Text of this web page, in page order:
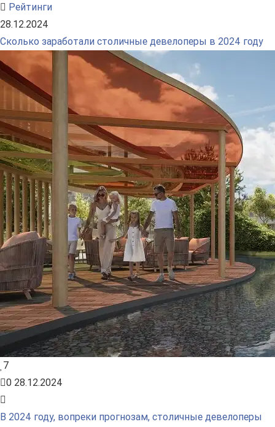
Рейтинги
28.12.2024
Сколько заработали столичные девелоперы в 2024 году
7
0 28.12.2024
В 2024 году, вопреки прогнозам, столичные девелоперы